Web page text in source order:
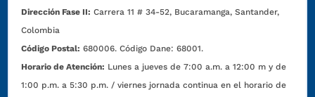
Dirección Fase II: Carrera 11 # 34-52, Bucaramanga, Santander,
Colombia
Código Postal: 680006. Código Dane: 68001.
Horario de Atención: Lunes a jueves de 7:00 a.m. a 12:00 m y de
1:00 p.m. a 5:30 p.m. / viernes jornada continua en el horario de